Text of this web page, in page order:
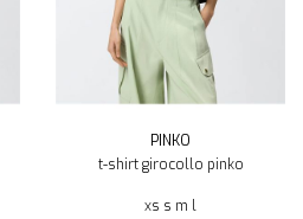
PINKO
t-shirt girocollo pinko
xs s m l